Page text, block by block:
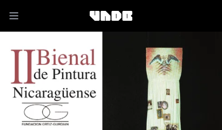
Open main menu